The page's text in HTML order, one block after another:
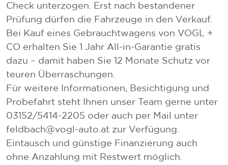
Check unterzogen. Erst nach bestandener
Prüfung dürfen die Fahrzeuge in den Verkauf.
Bei Kauf eines Gebrauchtwagens von VOGL +
CO erhalten Sie 1 Jahr All-in-Garantie gratis
dazu – damit haben Sie 12 Monate Schutz vor
teuren Überraschungen.
Für weitere Informationen, Besichtigung und
Probefahrt steht Ihnen unser Team gerne unter
03152/5414-2205 oder auch per Mail unter
feldbach@vogl-auto.at zur Verfügung.
Eintausch und günstige Finanzierung auch
ohne Anzahlung mit Restwert möglich.